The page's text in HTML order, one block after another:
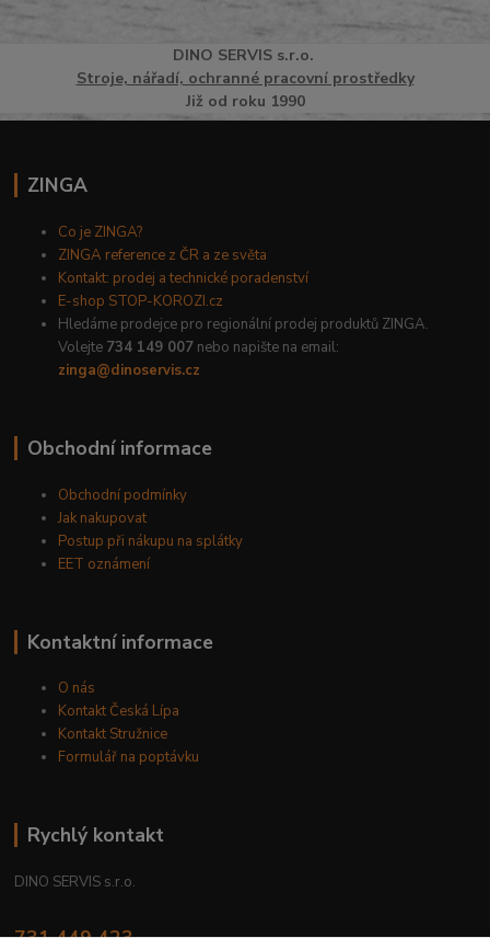
DINO SERVISs.r.o.
Stroje, nářadí, ochranné pracovní prostředky
Již od roku 1990
ZINGA
Co je ZINGA?
ZINGA reference z ČR a ze světa
Kontakt: prodej a technické poradenství
E-shop STOP-KOROZI.cz
Hledáme prodejce pro regionální prodej produktů ZINGA.
Volejte 734 149 007 nebo napište na email:
zinga@dinoservis.cz
Obchodní informace
Obchodní podmínky
Jak nakupovat
Postup při nákupu na splátky
EET oznámení
Kontaktní informace
O nás
Kontakt Česká Lípa
Kontakt Stružnice
Formulář na poptávku
Rychlý kontakt
DINO SERVIS s.r.o.